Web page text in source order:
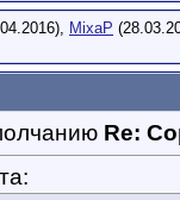
MixaP
Re: